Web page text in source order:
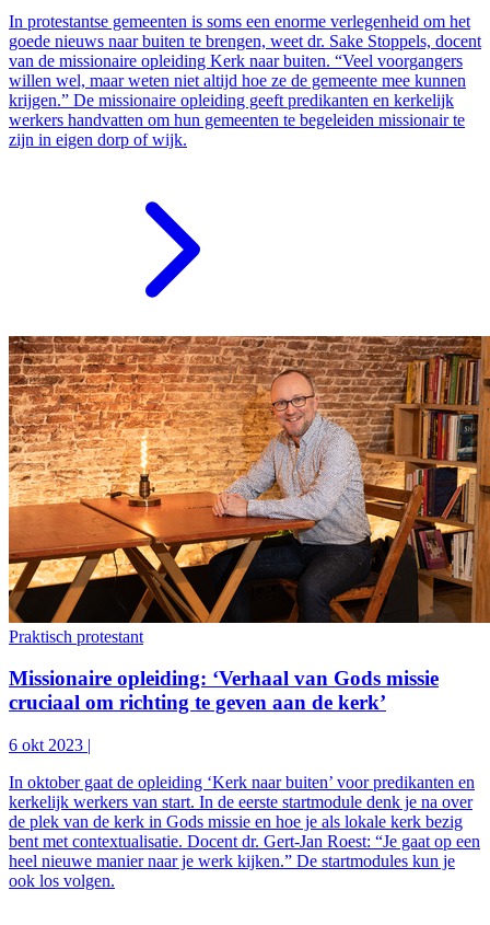
In protestantse gemeenten is soms een enorme verlegenheid om het
goede nieuws naar buiten te brengen, weet dr. Sake Stoppels, docent
van de missionaire opleiding Kerk naar buiten. “Veel voorgangers
willen wel, maar weten niet altijd hoe ze de gemeente mee kunnen
krijgen.” De missionaire opleiding geeft predikanten en kerkelijk
werkers handvatten om hun gemeenten te begeleiden missionair te
zijn in eigen dorp of wijk.
Praktisch protestant
Missionaire opleiding: ‘Verhaal van Gods missie
cruciaal om richting te geven aan de kerk’
6 okt 2023 |
In oktober gaat de opleiding ‘Kerk naar buiten’ voor predikanten en
kerkelijk werkers van start. In de eerste startmodule denk je na over
de plek van de kerk in Gods missie en hoe je als lokale kerk bezig
bent met contextualisatie. Docent dr. Gert-Jan Roest: “Je gaat op een
heel nieuwe manier naar je werk kijken.” De startmodules kun je
ook los volgen.